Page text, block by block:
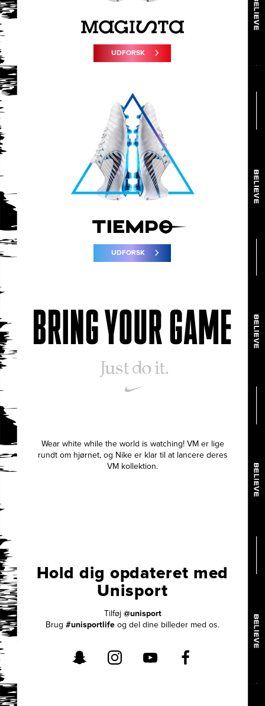
UDFORSK
UDFORSK
Wear white while the world is watching! VM er lige
rundt om hjørnet, og Nike er klar til at lancere deres
VM kollektion.
Hold dig opdateret med
Unisport
Tilføj @unisport
Brug #unisportlife og del dine billeder med os.